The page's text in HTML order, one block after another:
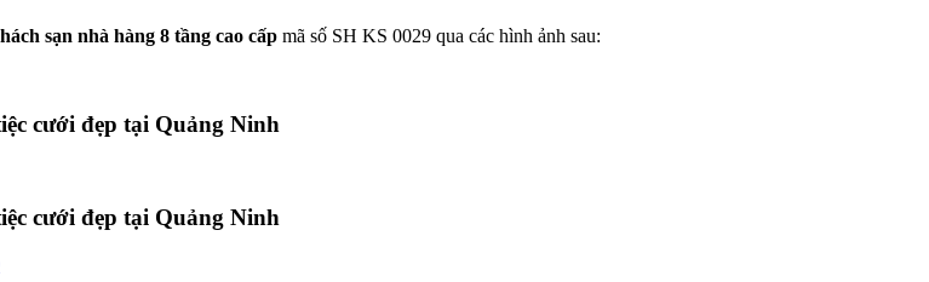
sạn nhà hàng 8 tầng cao cấp mã số SH KS 0029 qua các hình ảnh sau:
cưới đẹp tại Quảng Ninh
cưới đẹp tại Quảng Ninh